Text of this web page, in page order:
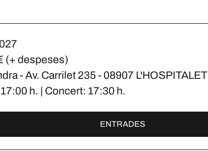
(+ despeses)
- Av. Carrilet 235 - 08907 L'HOSPITALET
h. | Concert: 17:30 h.
ENTRADES